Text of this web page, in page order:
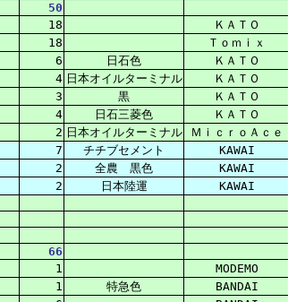
50
18
ＫＡＴＯ
18
Ｔｏｍｉｘ
6 日石色
ＫＡＴＯ
4 日本オイルターミナル
ＫＡＴＯ
3 黒
ＫＡＴＯ
4 日石三菱色
ＫＡＴＯ
2 日本オイルターミナル
ＭｉｃｒｏＡｃｅ
7 チチブセメント KAWAI
2 全農 黒色 KAWAI
2 日本陸運 KAWAI
66
1 MODEMO
1 特急色 BANDAI